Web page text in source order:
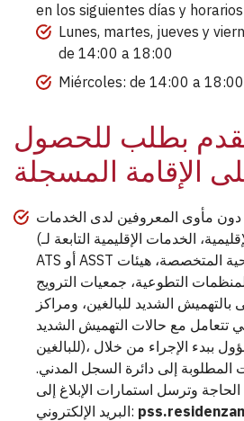
en los siguientes días y
Lunes, martes, jueves y
de 14:00 a 18:00
Miércoles: de 14:00 a
بطلب للحصول
الإقامة المسجلة
دون مأوى المعروفين لدى الخدمات
(الخدمات الاجتماعية الإقليمية، الخدمات الإقليمية التابعة لـ
ATS أو ASST في ميلانو، الخدمات الصحية المتخصصة، هيئات
التطوعية، جمعيات الترويج
بالتهميش الشديد للبالغين، ومراكز
تتعامل مع حالات التهميش الشديد
للبالغين)، يقوم الموظف المسؤول ببدء الإجراء من خلال
المطلوبة إلى دائرة السجل المدني.
وترسل استمارات الإبلاغ إلى
البريد الإلكتروني: